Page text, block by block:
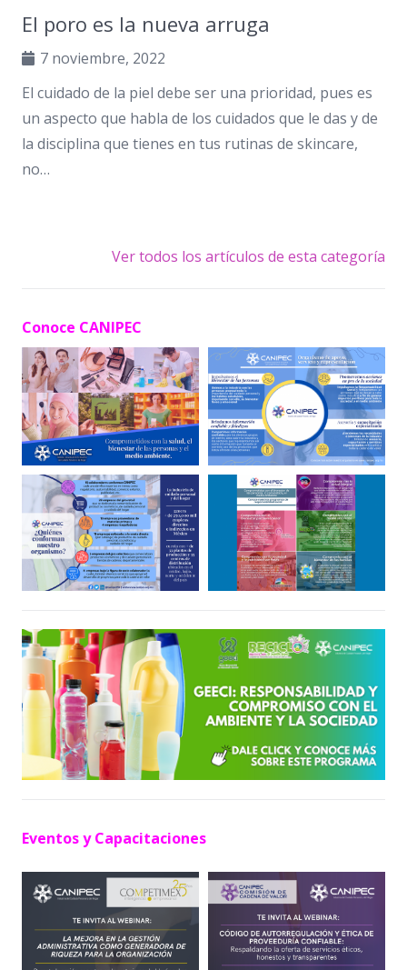
El poro es la nueva arruga
7 noviembre, 2022
El cuidado de la piel debe ser una prioridad, pues es
un aspecto que habla de los cuidados que le das y de
la disciplina que tienes en tus rutinas de skincare,
no…
Ver todos los artículos de esta categoría
Conoce CANIPEC
Eventos y Capacitaciones